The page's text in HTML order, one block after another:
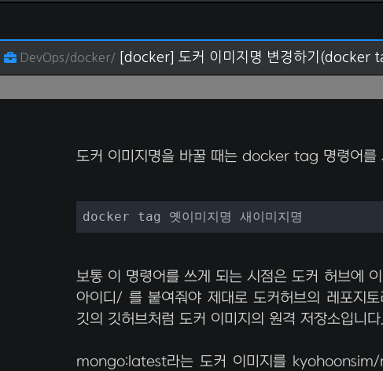
DevOps/docker/ [docker] 도커 이미지명 변경하기(docker
도커 이미지명을 바꿀 때는 docker tag 명령어를
docker tag 옛이미지명 새이미지명
보통 이 명령어를 쓰게 되는 시점은 도커 허브에
아이디/ 를 붙여줘야 제대로 도커허브의 레포지
깃의 깃허브처럼 도커 이미지의 원격 저장소입니다.
mongo:latest라는 도커 이미지를